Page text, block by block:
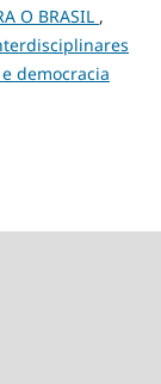
O BRASIL ,
democracia